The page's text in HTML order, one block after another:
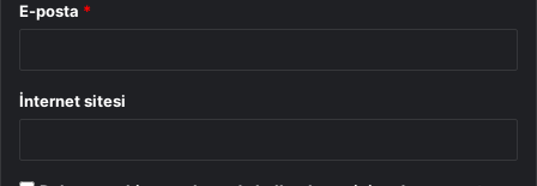
E-posta *
İnternet sitesi